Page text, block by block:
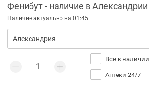
Фенибут - наличие в Александрии
Наличие актуально на 01:45
Все в наличии
Аптеки 24/7